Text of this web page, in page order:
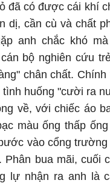
đã có được cái khí
dị, cần cù và chất
anh chắc khó
bộ nghiên cứu
chân chất. Chính
huống "cười ra
về, với chiếc áo
màu ống thấp
vào cổng
Phân bua mãi, cuối
lự nhận ra anh là